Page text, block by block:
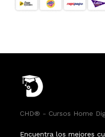
CHD® - Cursos Home
Encuentra los mejores